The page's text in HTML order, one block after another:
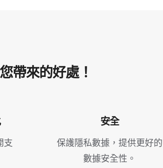
帶來的好處！
支
安全
保護隱私數據，提供更好的
數據安全性。